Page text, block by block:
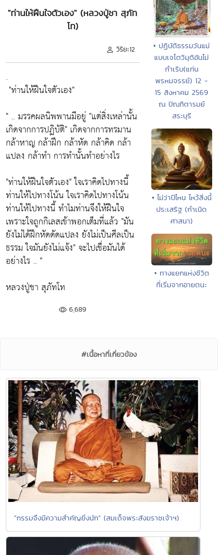
"ท่านให้ฝืนใจตัวเอง" (หลวงปู่ชา สุภัท
โท)
วิริยะ12
.
"ท่านให้ฝืนใจตัวเอง"
" .. มรรคผลนิพพานมีอยู่ "แต่สิ่งเหล่านั้น
เกิดจากการปฏิบัติ" เกิดจากการทรมาน
กล้าหาญ กล้าฝึก กล้าหัด กล้าคิด กล้า
แปลง กล้าทำ การทำนั้นทำอย่างไร
"ท่านให้ฝืนใจตัวเอง"ใจเราคิดไปทางนี้
ท่านให้ไปทางโน้น ใจเราคิดไปทางโน้น
ท่านให้ไปทางนี้ ทำไมท่านจึงให้ฝืนใจ
เพราะใจถูกกิเลสเข้าพอกเต็มที่แล้ว "มัน
ยังไม่ได้ฝึกหัดดัดแปลง ยังไม่เป็นศีลเป็น
ธรรม ใจมันยังไม่แจ้ง"จะไปเชื่อมันได้
อย่างไร .. "
หลวงปู่ชา สุภัทโท
6,689
• ปฏิบัติธรรมวันแม่
แบบเจโตวิมุติอันไม่
กำเริบ(แก่น
พรหมจรรย์) 12 -
15 สิงหาคม 2569
ณ ปัณฑิตารมย์
สระบุรี
• ไม่ว่าปีไหน ไหว้สิ่งนี้
ประเสริฐ (กำเนิด
ศาสนา)
• ทางแยกแห่งชีวิต
ที่เริ่มจากอายตนะ
#เนื้อหาที่เกี่ยวข้อง
"กรรมจึงมีความสำคัญยิ่งนัก" (สมเด็จพระสังฆราชเจ้าฯ)